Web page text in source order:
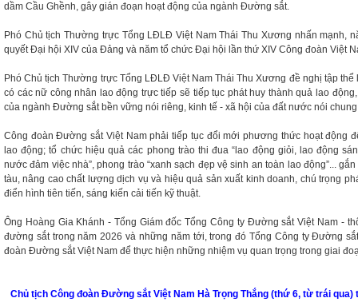
dầm Cầu Ghềnh, gây gián đoạn hoạt động của ngành Đường sắt.
Phó Chủ tịch Thường trực Tổng LĐLĐ Việt Nam Thái Thu Xương nhấn mạnh,
quyết Đại hội XIV của Đảng và năm tổ chức Đại hội lần thứ XIV Công đoàn Việt
Phó Chủ tịch Thường trực Tổng LĐLĐ Việt Nam Thái Thu Xương đề nghị tập
có các nữ công nhân lao động trực tiếp sẽ tiếp tục phát huy thành quả lao
của ngành Đường sắt bền vững nói riêng, kinh tế - xã hội của đất nước nói
Công đoàn Đường sắt Việt Nam phải tiếp tục đổi mới phương thức hoạt động
lao động; tổ chức hiệu quả các phong trào thi đua “lao động giỏi, lao động
nước đảm việc nhà”, phong trào “xanh sạch đẹp vệ sinh an toàn lao động”...
tàu, nâng cao chất lượng dịch vụ và hiệu quả sản xuất kinh doanh, chú trọng
điển hình tiên tiến, sáng kiến cải tiến kỹ thuật.
Ông Hoàng Gia Khánh - Tổng Giám đốc Tổng Công ty Đường sắt Việt Nam -
đường sắt trong năm 2026 và những năm tới, trong đó Tổng Công ty Đường
đoàn Đường sắt Việt Nam để thực hiện những nhiệm vụ quan trọng trong giai
Chủ tịch Công đoàn Đường sắt Việt Nam Hà Trọng Thắng (thứ 6, từ trái qua)